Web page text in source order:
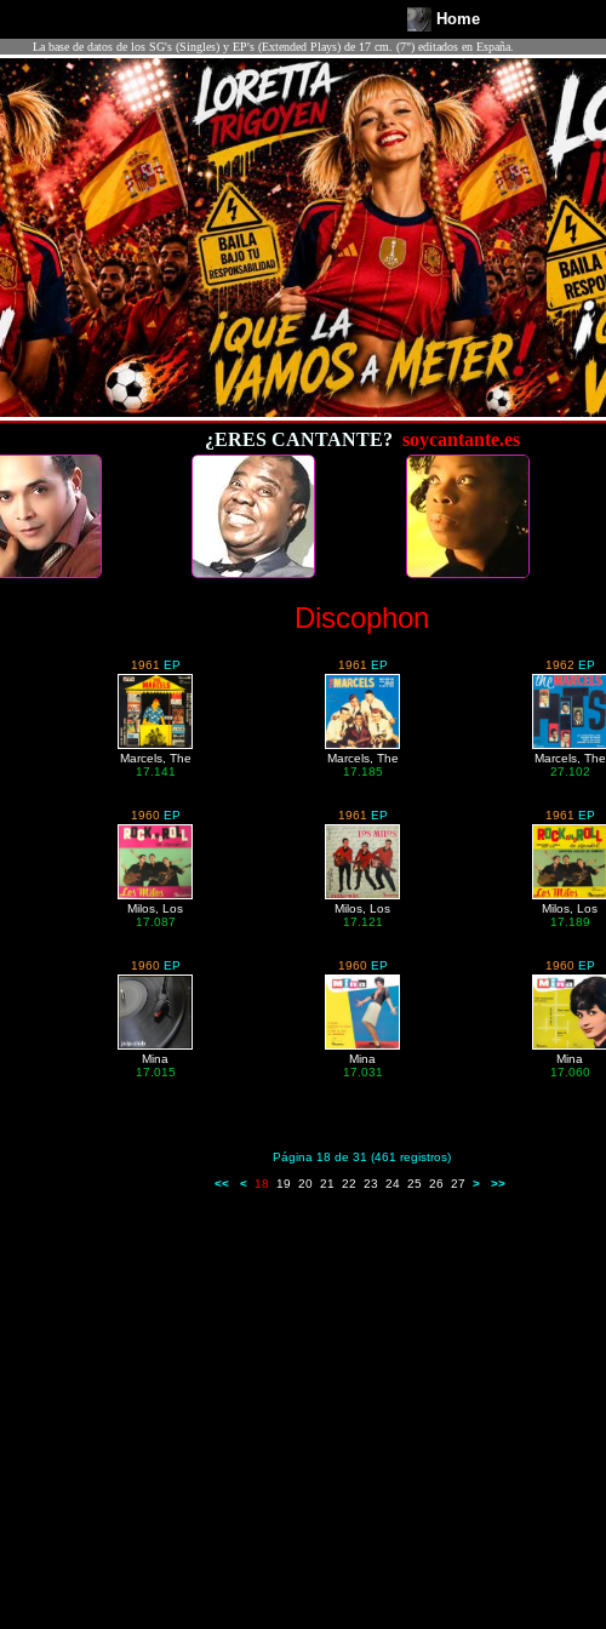
Home
La base de datos de los SG's (Singles) y EP's (Extended Plays) de 17 cm. (7") editados en España.
¿ERES CANTANTE? soycantante.es
Discophon
1961 EP
Marcels, The
17.141
1961 EP
Marcels, The
17.185
1962 EP
Marcels, The
27.102
1960 EP
Milos, Los
17.087
1961 EP
Milos, Los
17.121
1961 EP
Milos, Los
17.189
1960 EP
Mina
17.015
1960 EP
Mina
17.031
1960 EP
Mina
17.060
Página 18 de 31 (461 registros)
<<
< 18 19 20 21 22 23 24 25 26 27 > >>